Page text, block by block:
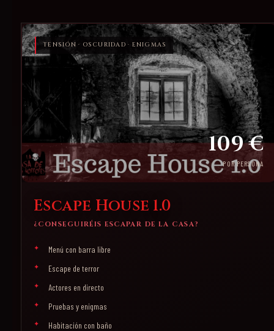
TENSIÓN · OSCURIDAD · ENIGMAS
109 €
POR PERSONA
Escape House 1.0
¿CONSEGUIRÉIS ESCAPAR DE LA CASA?
Menú con barra libre
Escape de terror
Actores en directo
Pruebas y enigmas
Habitación con baño